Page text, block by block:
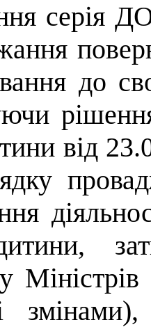
серія
до
від